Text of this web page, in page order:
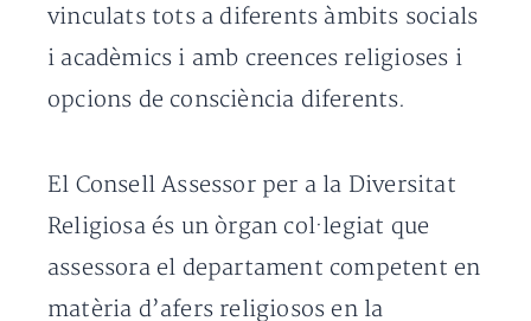
vinculats tots a diferents àmbits socials
i acadèmics i amb creences religioses i
opcions de consciència diferents.
El Consell Assessor per a la Diversitat
Religiosa és un òrgan col·legiat que
assessora el departament competent en
matèria d’afers religiosos en la